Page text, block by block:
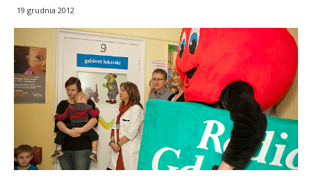
19 grudnia 2012